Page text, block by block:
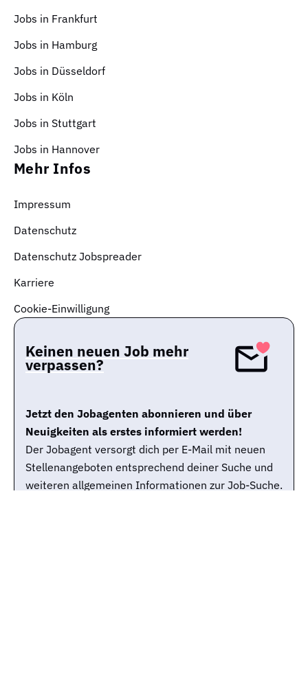
Jobs in Frankfurt
Jobs in Hamburg
Jobs in Düsseldorf
Jobs in Köln
Jobs in Stuttgart
Jobs in Hannover
Mehr Infos
Impressum
Datenschutz
Datenschutz Jobspreader
Karriere
Cookie-Einwilligung
Keinen neuen Job mehr
verpassen?
Jetzt den Jobagenten abonnieren und über
Neuigkeiten als erstes informiert werden!
Der Jobagent versorgt dich per E-Mail mit neuen
Stellenangeboten entsprechend deiner Suche und
weiteren allgemeinen Informationen zur Job-Suche.